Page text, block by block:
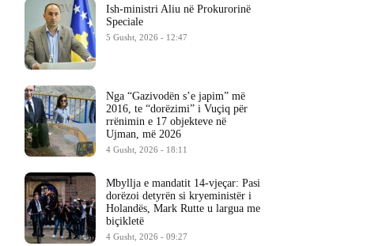
Ish-ministri ​Aliu në Prokurorinë
Speciale
5 Gusht, 2026 - 12:47
Nga “Gazivodën s’e japim” më
2016, te “dorëzimi” i Vuçiq për
rrënimin e 17 objekteve në
Ujman, më 2026
4 Gusht, 2026 - 18:11
Mbyllja e mandatit 14-vjeçar: Pasi
dorëzoi detyrën si kryeministër i
Holandës, Mark Rutte u largua me
biçikletë
4 Gusht, 2026 - 09:27